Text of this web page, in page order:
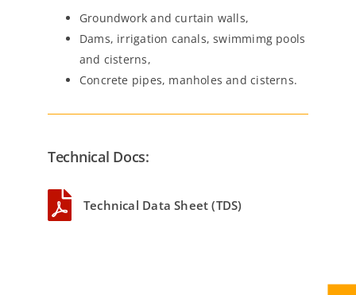
Groundwork and curtain walls,
Dams, irrigation canals, swimmimg pools
and cisterns,
Concrete pipes, manholes and cisterns.
Technical Docs:
Technical Data Sheet (TDS)